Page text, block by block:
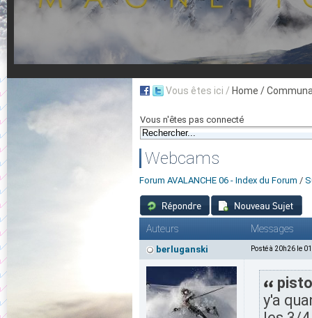
Vous êtes ici / Home /
Vous n'êtes pas connecté
Webcams
Forum AVALANCHE 06 - Index du Forum /
Auteurs Messages
berluganski Posté à 20h26 le
y'a